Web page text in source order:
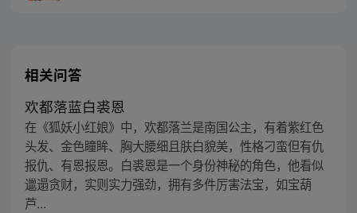
相关问答
欢都落蓝白裘恩
在《狐妖小红娘》中，欢都落兰是南国公主，有着紫红色
头发、金色瞳眸、胸大腰细且肤白貌美，性格刁蛮但有仇
报仇、有恩报恩。白裘恩是一个身份神秘的角色，他看似
邋遢贪财，实则实力强劲，拥有多件厉害法宝，如宝葫
芦...